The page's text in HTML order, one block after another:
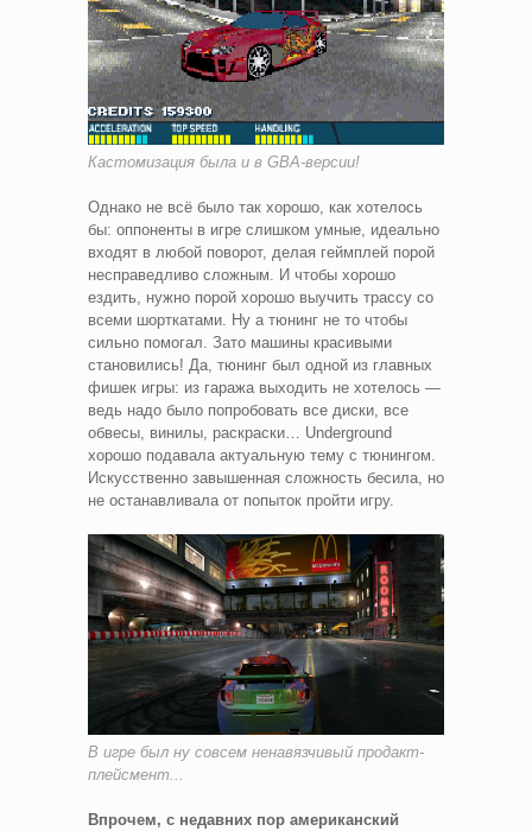
Кастомизация была и в GBA-версии!
Однако не всё было так хорошо, как хотелось
бы: оппоненты в игре слишком умные, идеально
входят в любой поворот, делая геймплей порой
несправедливо сложным. И чтобы хорошо
ездить, нужно порой хорошо выучить трассу со
всеми шорткатами. Ну а тюнинг не то чтобы
сильно помогал. Зато машины красивыми
становились! Да, тюнинг был одной из главных
фишек игры: из гаража выходить не хотелось —
ведь надо было попробовать все диски, все
обвесы, винилы, раскраски… Underground
хорошо подавала актуальную тему с тюнингом.
Искусственно завышенная сложность бесила, но
не останавливала от попыток пройти игру.
В игре был ну совсем ненавязчивый продакт-
плейсмент...
Впрочем, с недавних пор американский